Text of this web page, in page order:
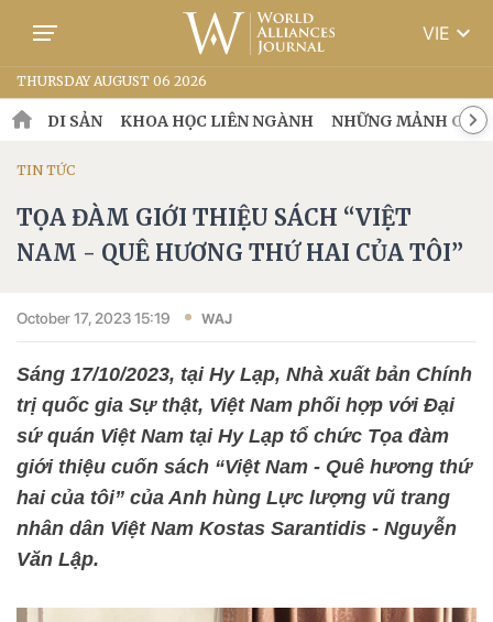
VIE keyboard_arrow_down
THURSDAY AUGUST 06 2026
DI SẢN KHOA HỌC LIÊN NGÀNH NHỮNG MẢNH
TIN TỨC
TỌA ĐÀM GIỚI THIỆU SÁCH “VIỆT
NAM - QUÊ HƯƠNG THỨ HAI CỦA TÔI”
October 17, 2023 15:19 WAJ
Sáng 17/10/2023, tại Hy Lạp, Nhà xuất bản Chính
trị quốc gia Sự thật, Việt Nam phối hợp với Đại
sứ quán Việt Nam tại Hy Lạp tổ chức Tọa đàm
giới thiệu cuốn sách “Việt Nam - Quê hương thứ
hai của tôi” của Anh hùng Lực lượng vũ trang
nhân dân Việt Nam Kostas Sarantidis - Nguyễn
Văn Lập.